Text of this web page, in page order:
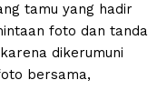
tamu yang hadir
foto dan tanda
dikerumuni
bersama,